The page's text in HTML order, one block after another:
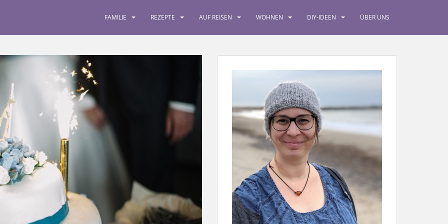
FAMILIE REZEPTE AUF REISEN WOHNEN DIY-IDEEN ÜBER UNS